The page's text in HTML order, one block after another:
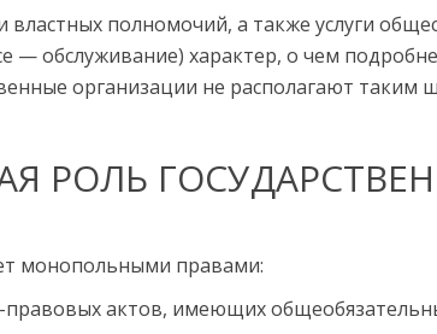
полномо­чий, а также услуги
— об­служивание) характер, о чем
организации не располагают таким
РОЛЬ
монополь­ными правами:
актов, имеющих